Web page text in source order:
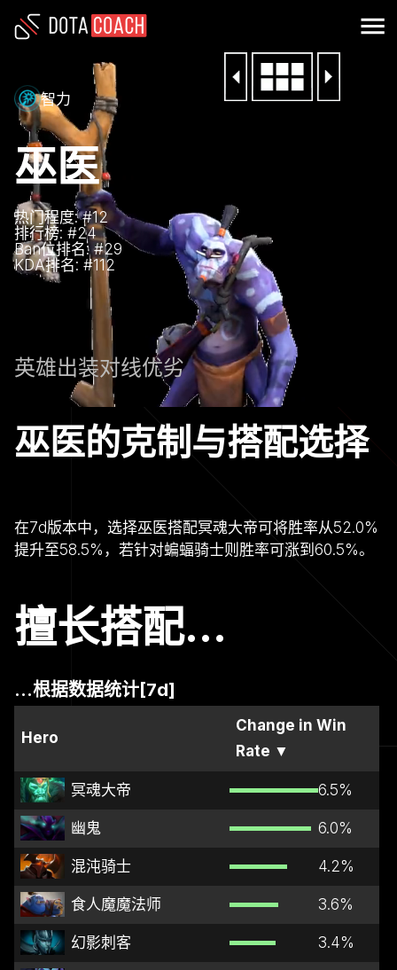
智力
巫医
热门程度: #12
排行榜: #24
Ban位排名: #29
KDA排名: #112
英雄出装对线优劣
巫医的克制与搭配选择
在7d版本中，选择巫医搭配冥魂大帝可将胜率从52.0%
提升至58.5%，若针对蝙蝠骑士则胜率可涨到60.5%。
擅长搭配...
...根据数据统计[7d]
Hero
Change in Win
Rate ▼
冥魂大帝 6.5%
幽鬼 6.0%
混沌骑士 4.2%
食人魔魔法师 3.6%
幻影刺客 3.4%